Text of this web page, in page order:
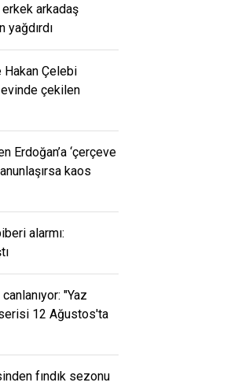
arkadaş
Çelebi
çekilen
Erdoğan’a ‘çerçeve
kaos
alarmı:
"Yaz
12 Ağustos'ta
fındık sezonu